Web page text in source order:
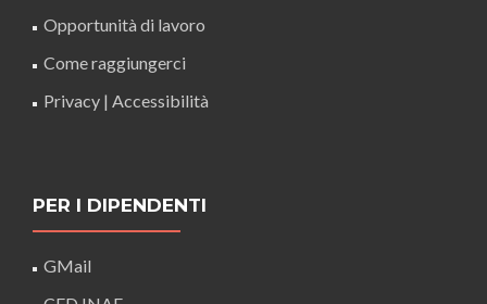
Opportunità di lavoro
Come raggiungerci
Privacy | Accessibilità
PER I DIPENDENTI
GMail